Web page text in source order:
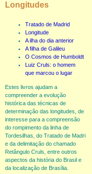
Longitudes
Tratado de Madrid
Longitude
A ilha do dia anterior
A filha de Galileu
O Cosmos de Humboldt
Luiz Cruls: o homem
que marcou o lugar
Estes livros ajudam a
compreender a evolução
histórica das técnicas de
determinação das longitudes, de
interesse para a compreensão
do rompimento da linha de
Tordesilhas, do Tratado de Madri
e da delimitação do chamado
Retângulo Cruls, entre outros
aspectos da história do Brasil e
da localização de Brasília.